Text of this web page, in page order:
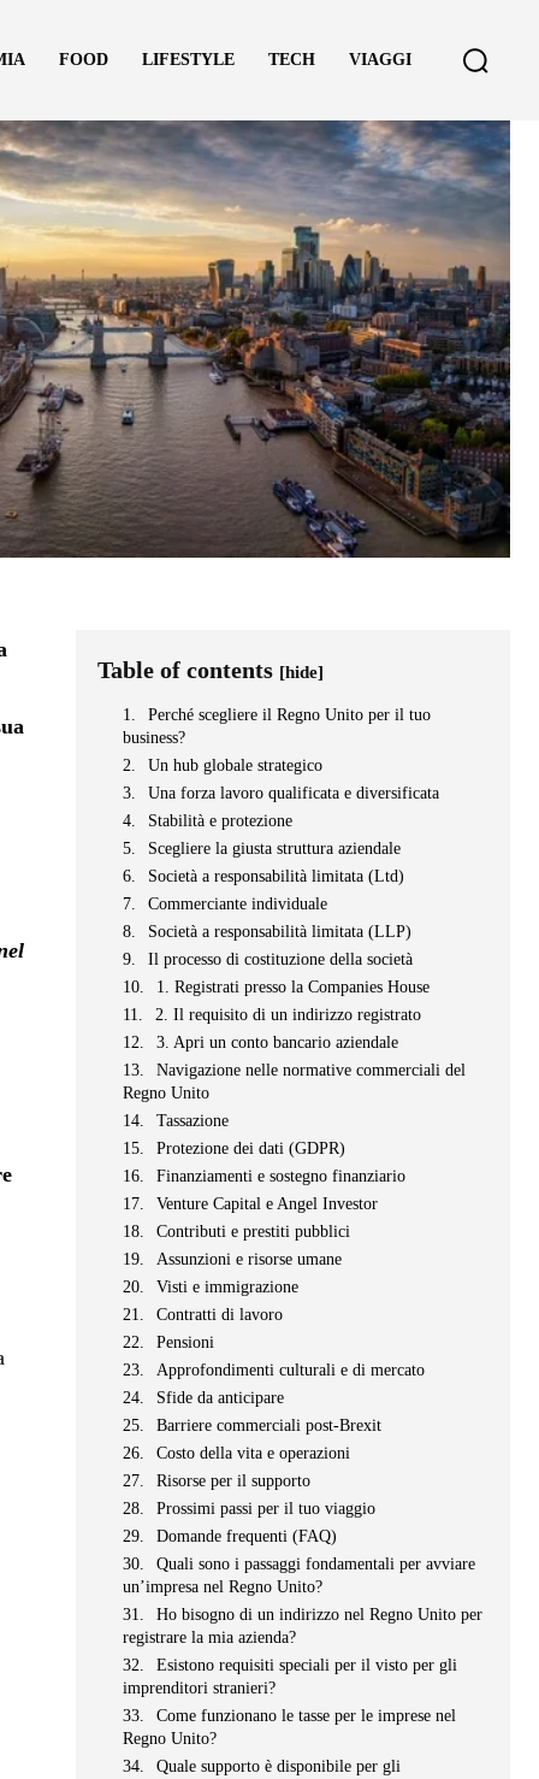
FOOD LIFESTYLE TECH VIAGGI
Table of contents [hide]
Perché scegliere il Regno Unito per il tuo
business?
Un hub globale strategico
Una forza lavoro qualificata e diversificata
Stabilità e protezione
Scegliere la giusta struttura aziendale
Società a responsabilità limitata (Ltd)
Commerciante individuale
Società a responsabilità limitata (LLP)
Il processo di costituzione della società
1. Registrati presso la Companies House
2. Il requisito di un indirizzo registrato
3. Apri un conto bancario aziendale
Navigazione nelle normative commerciali del
Regno Unito
Tassazione
Protezione dei dati (GDPR)
Finanziamenti e sostegno finanziario
Venture Capital e Angel Investor
Contributi e prestiti pubblici
Assunzioni e risorse umane
Visti e immigrazione
Contratti di lavoro
Pensioni
Approfondimenti culturali e di mercato
Sfide da anticipare
Barriere commerciali post-Brexit
Costo della vita e operazioni
Risorse per il supporto
Prossimi passi per il tuo viaggio
Domande frequenti (FAQ)
Quali sono i passaggi fondamentali per avviare
un’impresa nel Regno Unito?
Ho bisogno di un indirizzo nel Regno Unito per
registrare la mia azienda?
Esistono requisiti speciali per il visto per gli
imprenditori stranieri?
Come funzionano le tasse per le imprese nel
Regno Unito?
Quale supporto è disponibile per gli